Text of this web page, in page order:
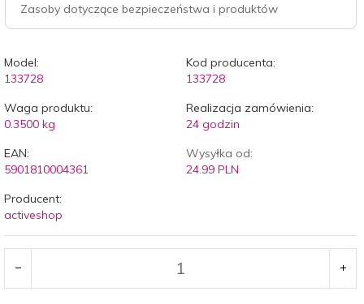
Zasoby dotyczące bezpieczeństwa i produktów
Model:
133728
Kod producenta:
133728
Waga produktu:
0.3500 kg
Realizacja zamówienia:
24 godzin
EAN:
5901810004361
Wysyłka od:
24.99 PLN
Producent:
activeshop